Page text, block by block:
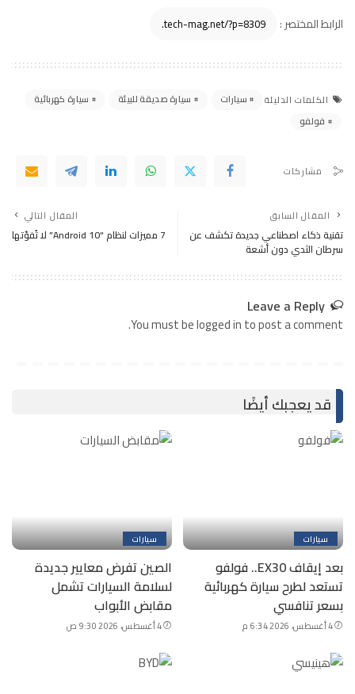
الرابط المختصر :
الكلمات الدليلة سيارات سيارة صديقة للبيئة
سيارة كهربائية
فولفو
مشاركات
المقال السابق
تقنية ذكاء اصطناعي جديدة تكشف عن
سرطان الثدي دون أشعة
المقال التالي
7 مميزات لنظام “Android 10” لا تُفوّتها
Leave a Reply
You must be logged in to post a comment.
قد يعجبك أيضًا
سيارات
بعد إيقاف EX30.. فولفو
تستعد لطرح سيارة كهربائية
بسعر تنافسي
4 أغسطس، 2026 6:34 م
سيارات
الصين تفرض معايير جديدة
لسلامة السيارات تشمل
مقابض الأبواب
4 أغسطس، 2026 9:30 ص